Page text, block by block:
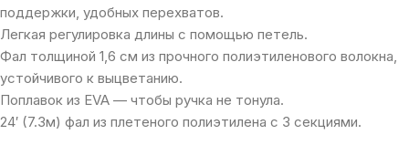
поддержки, удобных перехватов.
Легкая регулировка длины с помощью петель.
Фал толщиной 1,6 см из прочного полиэтиленового волокна,
устойчивого к выцветанию.
Поплавок из EVA — чтобы ручка не тонула.
24′ (7.3м) фал из плетеного полиэтилена с 3 секциями.